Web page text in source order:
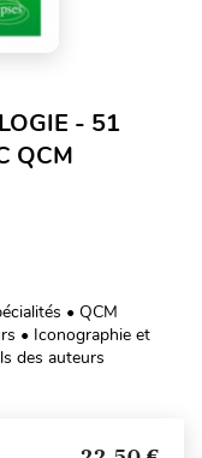
- 51
QCM
• QCM
• Iconographie et
des auteurs